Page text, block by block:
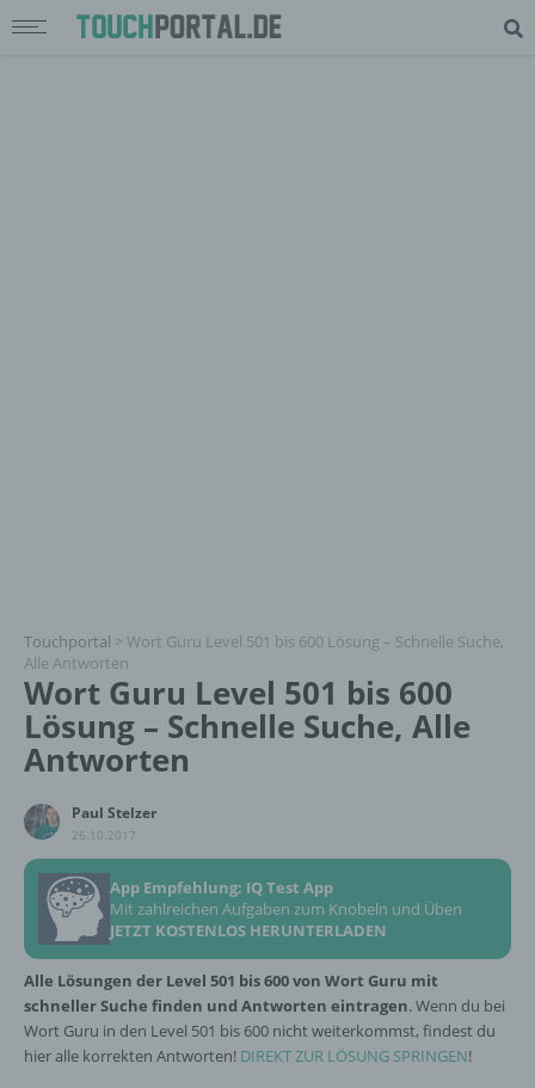
Touchportal > Wort Guru Level 501 bis 600 Lösung – Schnelle Suche,
Alle Antworten
Wort Guru Level 501 bis 600
Lösung – Schnelle Suche, Alle
Antworten
Paul Stelzer
26.10.2017
App Empfehlung: IQ Test App
Mit zahlreichen Aufgaben zum Knobeln und Üben
JETZT KOSTENLOS HERUNTERLADEN
Alle Lösungen der Level 501 bis 600 von Wort Guru mit
schneller Suche finden und Antworten eintragen. Wenn du bei
Wort Guru in den Level 501 bis 600 nicht weiterkommst, findest du
hier alle korrekten Antworten! DIREKT ZUR LÖSUNG SPRINGEN!